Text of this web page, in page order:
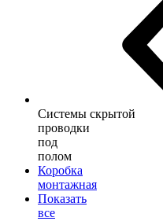
Системы скрытой
проводки
под
полом
Коробка
монтажная
Показать
все